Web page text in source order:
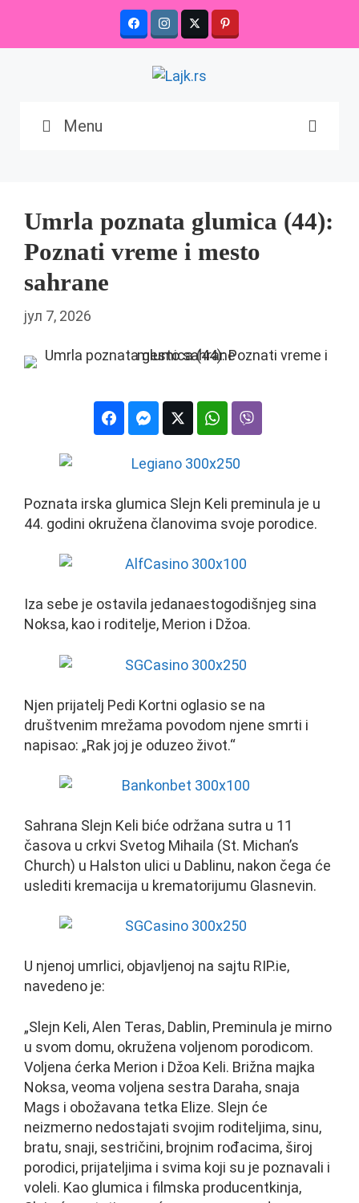
content
Menu
Umrla poznata glumica (44):
Poznati vreme i mesto
sahrane
јул 7, 2026
Poznata irska glumica Slejn Keli preminula je u
44. godini okružena članovima svoje porodice.
Iza sebe je ostavila jedanaestogodišnjeg sina
Noksa, kao i roditelje, Merion i Džoa.
Njen prijatelj Pedi Kortni oglasio se na
društvenim mrežama povodom njene smrti i
napisao: „Rak joj je oduzeo život.“
Sahrana Slejn Keli biće održana sutra u 11
časova u crkvi Svetog Mihaila (St. Michan’s
Church) u Halston ulici u Dablinu, nakon čega će
uslediti kremacija u krematorijumu Glasnevin.
U njenoj umrlici, objavljenoj na sajtu RIP.ie,
navedeno je:
„Slejn Keli, Alen Teras, Dablin, Preminula je mirno
u svom domu, okružena voljenom porodicom.
Voljena ćerka Merion i Džoa Keli. Brižna majka
Noksa, veoma voljena sestra Daraha, snaja
Mags i obožavana tetka Elize. Slejn će
neizmerno nedostajati svojim roditeljima, sinu,
bratu, snaji, sestričini, brojnim rođacima, široj
porodici, prijateljima i svima koji su je poznavali i
voleli. Kao glumica i filmska producentkinja,